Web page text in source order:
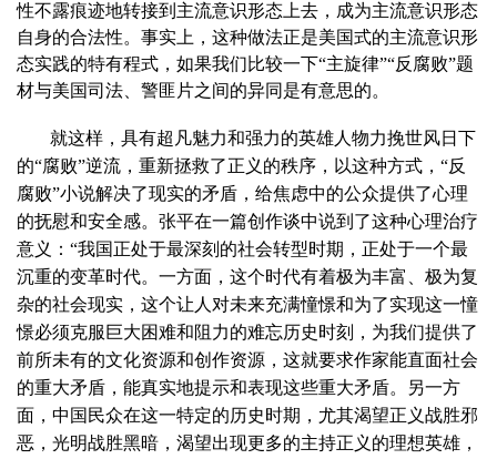
性不露痕迹地转接到主流意识形态上去，成为主流意识形态
自身的合法性。事实上，这种做法正是美国式的主流意识形
态实践的特有程式，如果我们比较一下“主旋律”“反腐败”题
材与美国司法、警匪片之间的异同是有意思的。
就这样，具有超凡魅力和强力的英雄人物力挽世风日下
的“腐败”逆流，重新拯救了正义的秩序，以这种方式，“反
腐败”小说解决了现实的矛盾，给焦虑中的公众提供了心理
的抚慰和安全感。张平在一篇创作谈中说到了这种心理治疗
意义：“我国正处于最深刻的社会转型时期，正处于一个最
沉重的变革时代。一方面，这个时代有着极为丰富、极为复
杂的社会现实，这个让人对未来充满憧憬和为了实现这一憧
憬必须克服巨大困难和阻力的难忘历史时刻，为我们提供了
前所未有的文化资源和创作资源，这就要求作家能直面社会
的重大矛盾，能真实地提示和表现这些重大矛盾。另一方
面，中国民众在这一特定的历史时期，尤其渴望正义战胜邪
恶，光明战胜黑暗，渴望出现更多的主持正义的理想英雄，